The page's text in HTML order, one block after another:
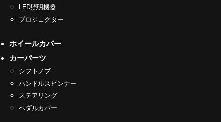
LED照明機器
プロジェクター
ホイールカバー
カーパーツ
シフトノブ
ハンドルスピンナー
ステアリング
ペダルカバー